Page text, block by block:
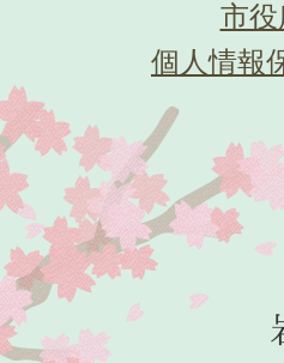
市
個人情報